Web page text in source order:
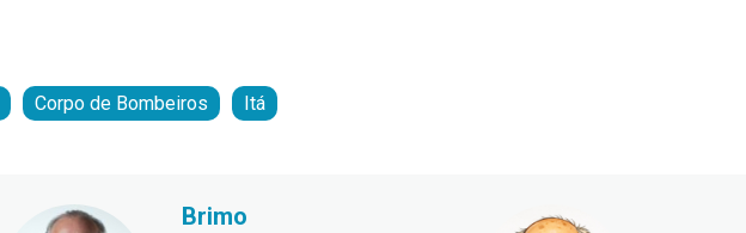
Corpo de Bombeiros Itá
Brimo